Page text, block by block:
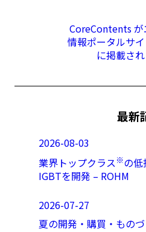
CoreContents
情報ポータルサイ
に掲載され
最新
2026-08-03
業界トップクラス※の
IGBTを開発 – ROHM
2026-07-27
夏の開発・購買・もの